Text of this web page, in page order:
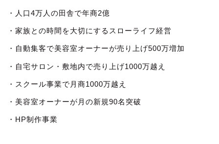
・人口4万人の田舎で年商2億
・家族との時間を大切にするスローライフ経営
・自動集客で美容室オーナーが売り上げ500万増加
・自宅サロン・敷地内で売り上げ1000万越え
・スクール事業で月商1000万越え
・美容室オーナーが月の新規90名突破
・HP制作事業